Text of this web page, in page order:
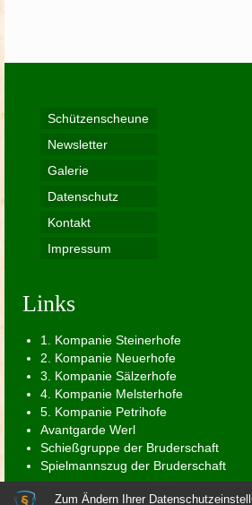
Schützenscheune
Newsletter
Galerie
Datenschutz
Kontakt
Impressum
Links
1. Kompanie Steinerhofe
2. Kompanie Neuerhofe
3. Kompanie Sälzerhofe
4. Kompanie Melsterhofe
5. Kompanie Petrihofe
Avantgarde Werl
Schießgruppe der Bruderschaft
Spielmannszug der Bruderschaft
Zum Ändern Ihrer